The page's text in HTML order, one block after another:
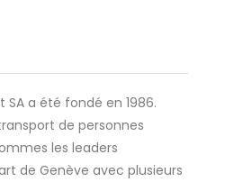
SA a été fondé en 1986.
de personnes
les leaders
de Genève avec plusieurs